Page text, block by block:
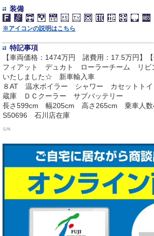
装備
※アイコンの説明はこちら
特記事項
【車両価格：1474万円 諸費用：17.5万円】【
フィアット デュカト ローラーチーム リビ
いたしました☆ 新車輸入車
８AT 温水ボイラー シャワー カセットト
蔵庫 ＤＣクーラー サブバッテリー
長さ599cm 幅205cm 高さ265cm 乗車人
S50696 石川店在庫